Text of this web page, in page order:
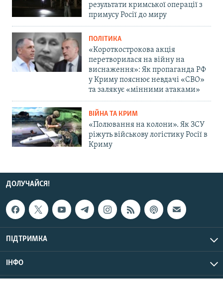
результати кримської операції з
примусу Росії до миру
ПОЛІТИКА
«Короткострокова акція
перетворилася на війну на
виснаження»: Як пропаганда РФ
у Криму пояснює невдачі «СВО»
та залякує «мінними атаками»
ВІЙНА ТА КРИМ
«Полювання на колони». Як ЗСУ
ріжуть військову логістику Росії в
Криму
ДОЛУЧАЙСЯ!
ПІДТРИМКА
ІНФО